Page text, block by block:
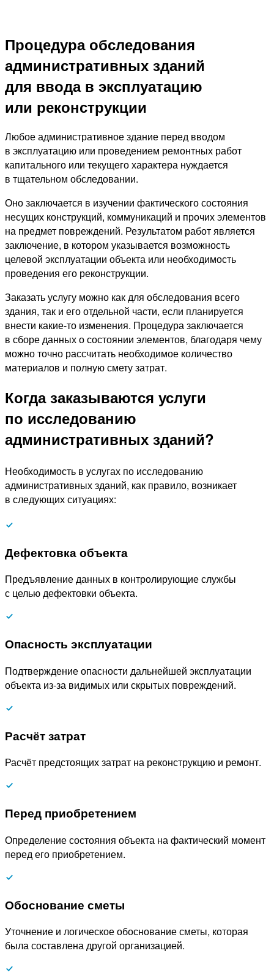
Процедура обследования
административных зданий
для ввода в эксплуатацию
или реконструкции
Любое административное здание перед вводом
в эксплуатацию или проведением ремонтных работ
капитального или текущего характера нуждается
в тщательном обследовании.
Оно заключается в изучении фактического состояния
несущих конструкций, коммуникаций и прочих элементов
на предмет повреждений. Результатом работ является
заключение, в котором указывается возможность
целевой эксплуатации объекта или необходимость
проведения его реконструкции.
Заказать услугу можно как для обследования всего
здания, так и его отдельной части, если планируется
внести какие-то изменения. Процедура заключается
в сборе данных о состоянии элементов, благодаря чему
можно точно рассчитать необходимое количество
материалов и полную смету затрат.
Когда заказываются услуги
по исследованию
административных зданий?
Необходимость в услугах по исследованию
административных зданий, как правило, возникает
в следующих ситуациях:
Дефектовка объекта
Предъявление данных в контролирующие службы
с целью дефектовки объекта.
Опасность эксплуатации
Подтверждение опасности дальнейшей эксплуатации
объекта из-за видимых или скрытых повреждений.
Расчёт затрат
Расчёт предстоящих затрат на реконструкцию и ремонт.
Перед приобретением
Определение состояния объекта на фактический момент
перед его приобретением.
Обоснование сметы
Уточнение и логическое обоснование сметы, которая
была составлена другой организацией.